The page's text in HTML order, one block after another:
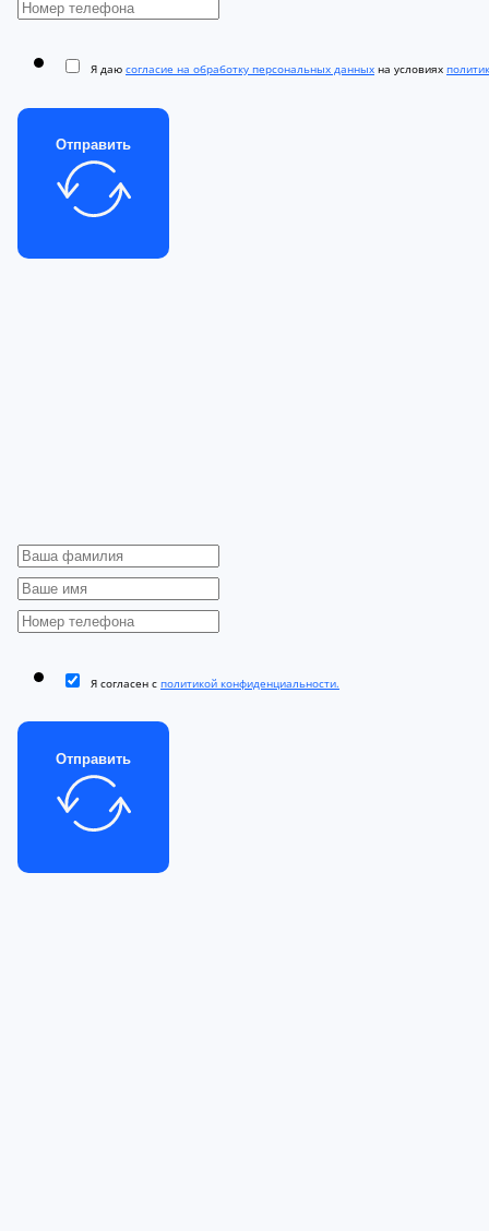
Я даю согласие на обработку персональных данных на условиях
Отправить
Я согласен с политикой конфиденциальности.
Отправить